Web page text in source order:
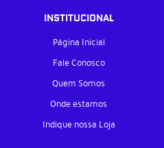
INSTITUCIONAL
Página Inicial
Fale Conosco
Quem Somos
Onde estamos
Indique nossa Loja